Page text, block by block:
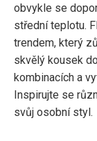
obvykle se
střední teplotu.
trendem, který
skvělý kousek
kombinacích a
Inspirujte se
svůj osobní styl.